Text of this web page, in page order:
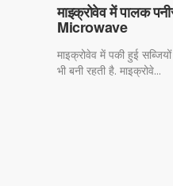
माइक्रोवेव में पालक
Microwave
माइक्रोवेव में पकी हुई
भी बनी रहती है. माइक्रोवे...